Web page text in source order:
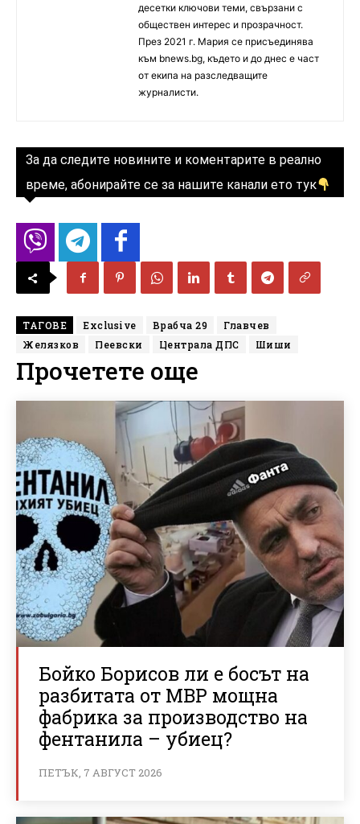
десетки ключови теми, свързани с
обществен интерес и прозрачност.
През 2021 г. Мария се присъединява
към bnews.bg, където и до днес е част
от екипа на разследващите
журналисти.
За да следите новините и коментарите в реално
време, абонирайте се за нашите канали ето тук
ТАГОВЕ Exclusive Врабча 29
Главчев
Желязков
Пеевски Централа ДПС Шиши
Прочетете още
Бойко Борисов ли е босът на
разбитата от МВР мощна
фабрика за производство на
фентанила – убиец?
ПЕТЪК, 7 АВГУСТ 2026